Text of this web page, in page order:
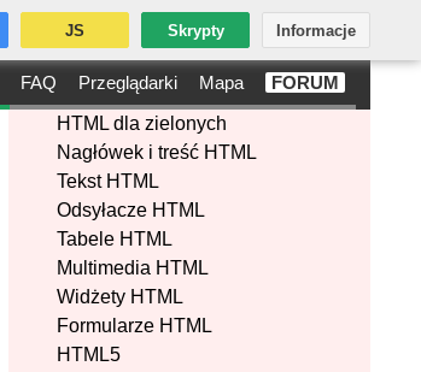
FAQ Przeglądarki Mapa FORUM
HTML dla zielonych
Nagłówek i treść HTML
Tekst HTML
Odsyłacze HTML
Tabele HTML
Multimedia HTML
Widżety HTML
Formularze HTML
HTML5
JS Skrypty Informacje